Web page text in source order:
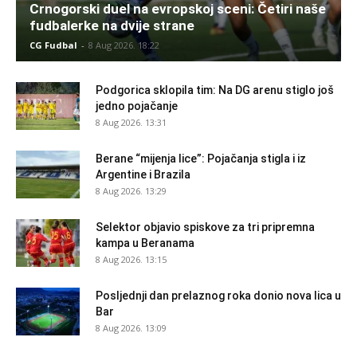
Crnogorski duel na evropskoj sceni: Četiri naše
fudbalerke na dvije strane
CG Fudbal - 8 Aug 2026. 18:22
Podgorica sklopila tim: Na DG arenu stiglo još
jedno pojačanje
8 Aug 2026. 13:31
Berane “mijenja lice”: Pojačanja stigla i iz
Argentine i Brazila
8 Aug 2026. 13:29
Selektor objavio spiskove za tri pripremna
kampa u Beranama
8 Aug 2026. 13:15
Posljednji dan prelaznog roka donio nova lica u
Bar
8 Aug 2026. 13:09